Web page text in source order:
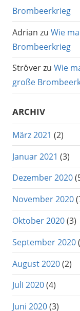
Brombeerkrieg
Adrian zu Wie
Brombeerkrieg
Ströverzu Wie
große
ARCHIV
März 2021 (2)
Januar 2021 (3)
Dezember 2020
November 2020
Oktober 2020(3)
September 2020
August 2020(2)
Juli 2020(4)
Juni 2020(3)